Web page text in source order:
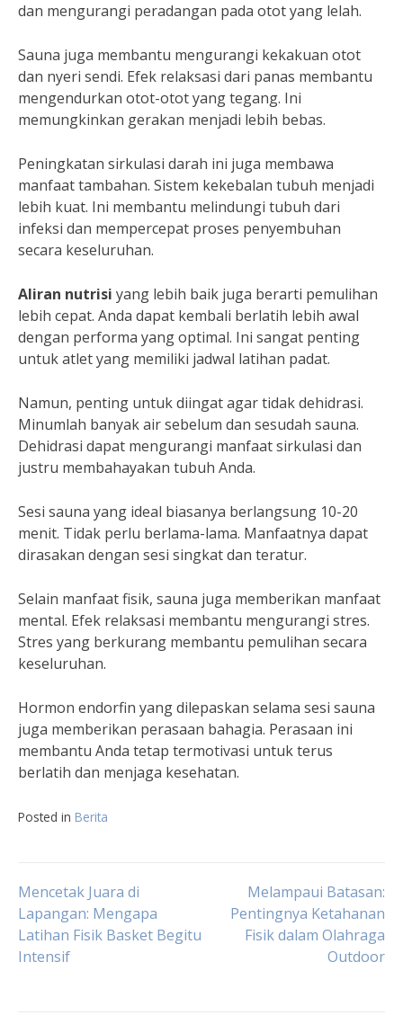
dan mengurangi peradangan pada otot yang lelah.
Sauna juga membantu mengurangi kekakuan otot
dan nyeri sendi. Efek relaksasi dari panas membantu
mengendurkan otot-otot yang tegang. Ini
memungkinkan gerakan menjadi lebih bebas.
Peningkatan sirkulasi darah ini juga membawa
manfaat tambahan. Sistem kekebalan tubuh menjadi
lebih kuat. Ini membantu melindungi tubuh dari
infeksi dan mempercepat proses penyembuhan
secara keseluruhan.
Aliran nutrisi yang lebih baik juga berarti pemulihan
lebih cepat. Anda dapat kembali berlatih lebih awal
dengan performa yang optimal. Ini sangat penting
untuk atlet yang memiliki jadwal latihan padat.
Namun, penting untuk diingat agar tidak dehidrasi.
Minumlah banyak air sebelum dan sesudah sauna.
Dehidrasi dapat mengurangi manfaat sirkulasi dan
justru membahayakan tubuh Anda.
Sesi sauna yang ideal biasanya berlangsung 10-20
menit. Tidak perlu berlama-lama. Manfaatnya dapat
dirasakan dengan sesi singkat dan teratur.
Selain manfaat fisik, sauna juga memberikan manfaat
mental. Efek relaksasi membantu mengurangi stres.
Stres yang berkurang membantu pemulihan secara
keseluruhan.
Hormon endorfin yang dilepaskan selama sesi sauna
juga memberikan perasaan bahagia. Perasaan ini
membantu Anda tetap termotivasi untuk terus
berlatih dan menjaga kesehatan.
Posted in Berita
Navigasi
pos
Mencetak Juara di
Lapangan: Mengapa
Latihan Fisik Basket Begitu
Intensif
Melampaui Batasan:
Pentingnya Ketahanan
Fisik dalam Olahraga
Outdoor